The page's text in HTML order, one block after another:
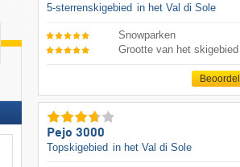
5-sterrenskigebied in het Val di Sole
Snowparken
Grootte van het skigebied
Pejo 3000
Topskigebied in het Val di Sole